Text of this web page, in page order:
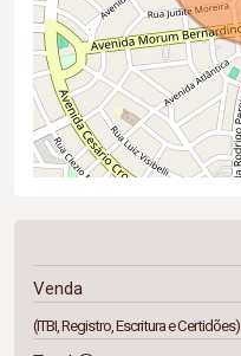
Venda
(ITBI, Registro, Escritura e Certidões)